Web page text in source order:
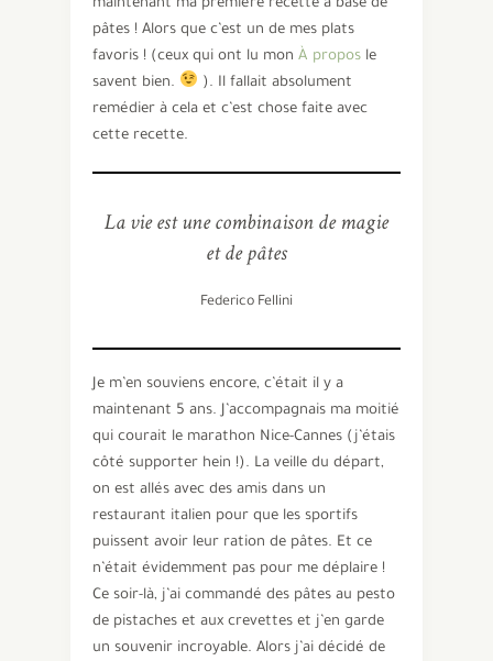
maintenant ma première recette à base de
pâtes ! Alors que c’est un de mes plats
favoris ! (ceux qui ont lu mon À propos le
savent bien.
). Il fallait absolument
remédier à cela et c’est chose faite avec
cette recette.
La vie est une combinaison de magie
et de pâtes
Federico Fellini
Je m’en souviens encore, c’était il y a
maintenant 5 ans. J’accompagnais ma moitié
qui courait le marathon Nice-Cannes (j’étais
côté supporter hein !). La veille du départ,
on est allés avec des amis dans un
restaurant italien pour que les sportifs
puissent avoir leur ration de pâtes. Et ce
n’était évidemment pas pour me déplaire !
Ce soir-là, j’ai commandé des pâtes au pesto
de pistaches et aux crevettes et j’en garde
un souvenir incroyable. Alors j’ai décidé de